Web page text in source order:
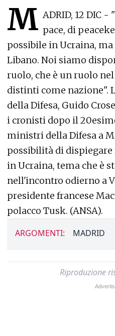
M ADRID, 12 DIC
pace, di
possibile in Ucraina, ma
Libano. Noi siamo
ruolo, che è un ruolo
distinti come nazione".
della Difesa, Guido
i cronisti dopo il
ministri della Difesa a
possibilità di
in Ucraina, tema che è
nell'incontro odierno a
presidente francese
polacco Tusk. (ANSA).
ARGOMENTI: MADRID
Riproduzione